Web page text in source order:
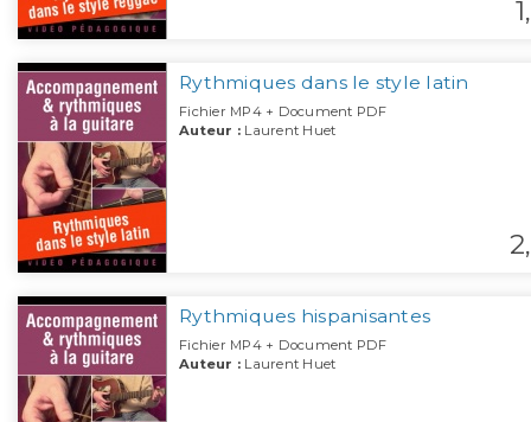
1,
Rythmiques dans le style latin
Fichier MP4 + Document PDF
Auteur : Laurent Huet
2,
Rythmiques hispanisantes
Fichier MP4 + Document PDF
Auteur : Laurent Huet